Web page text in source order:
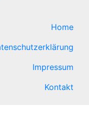
Home
Impressum
Kontakt